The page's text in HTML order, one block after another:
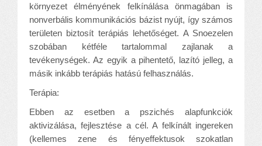
környezet élményének felkínálása önmagában is
nonverbális kommunikációs bázist nyújt, így számos
területen biztosít terápiás lehetőséget. A Snoezelen
szobában kétféle tartalommal zajlanak a
tevékenységek. Az egyik a pihentető, lazító jelleg, a
másik inkább terápiás hatású felhasználás.
Terápia:
Ebben az esetben a pszichés alapfunkciók
aktivizálása, fejlesztése a cél. A felkínált ingereken
(kellemes zene és fényeffektusok szokatlan